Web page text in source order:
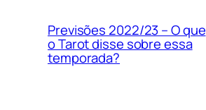
Previsões 2022/23 – O que
o Tarot disse sobre essa
temporada?